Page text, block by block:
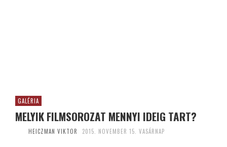
GALÉRIA
MELYIK FILMSOROZAT MENNYI IDEIG TART?
HEICZMAN VIKTOR 2015. NOVEMBER 15. VASÁRNAP